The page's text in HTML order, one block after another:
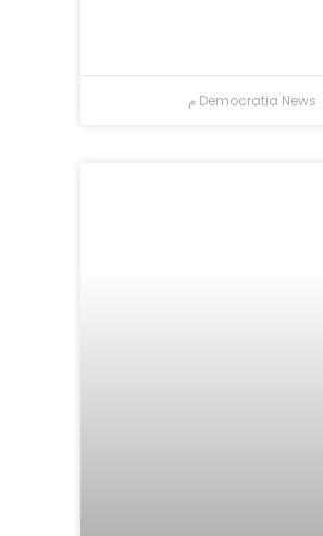
Democratia News